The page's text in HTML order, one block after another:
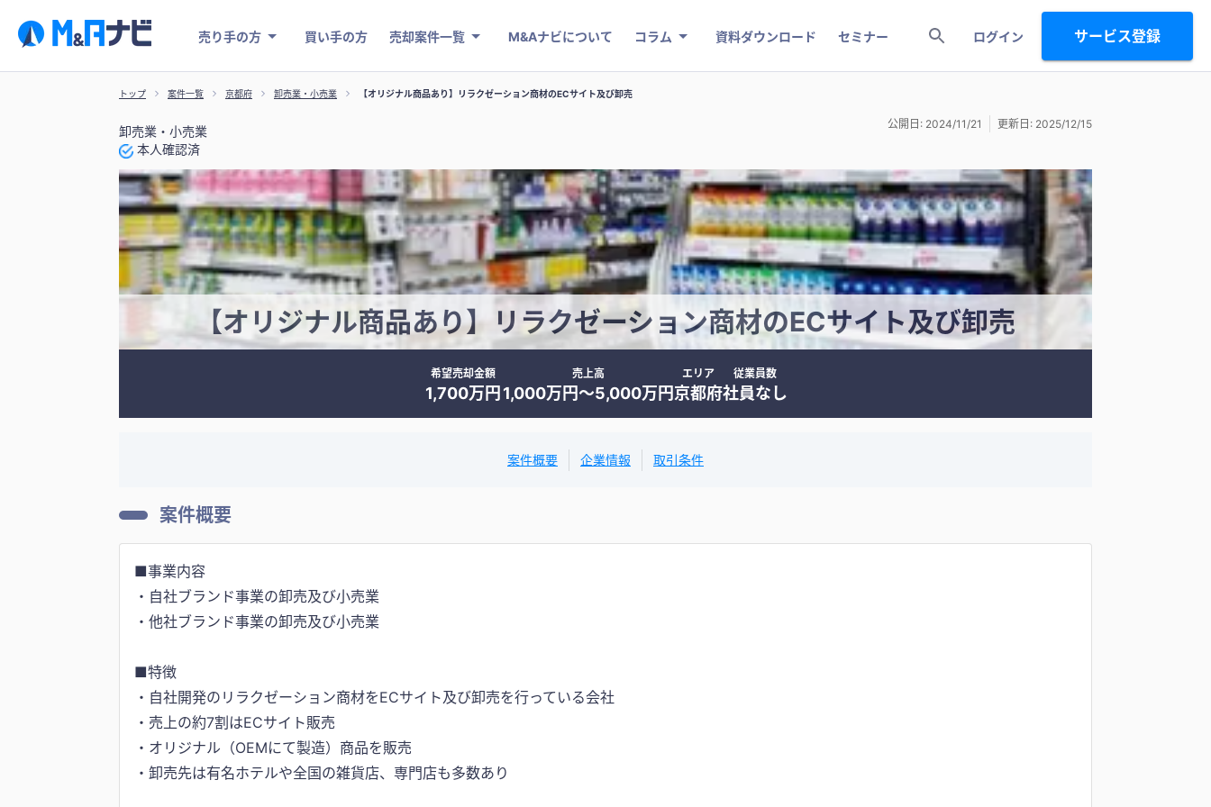
売り手の方 買い手の方 売却案件一覧 M&Aナビについて コラム 資料ダウンロード セミナー ログイン サービス登録
トップ 案件一覧 京都府 卸売業・小売業 【オリジナル商品あり】リラクゼーション商材のECサイト及び卸売
卸売業・小売業
本人確認済
公開日: 2024/11/21 更新日: 2025/12/15
【オリジナル商品あり】リラクゼーション商材のECサイト及び卸売
希望売却金額
1,700万円
売上高
1,000万円〜5,000万円
エリア
京都府
従業員数
社員なし
案件概要 企業情報 取引条件
案件概要
■事業内容
・自社ブランド事業の卸売及び小売業
・他社ブランド事業の卸売及び小売業
■特徴
・自社開発のリラクゼーション商材をECサイト及び卸売を行っている会社
・売上の約7割はECサイト販売
・オリジナル（OEMにて製造）商品を販売
・卸売先は有名ホテルや全国の雑貨店、専門店も多数あり